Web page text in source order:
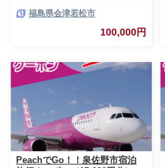
旅行 宿泊券 ホテル 観光 旅行
旅行券 交通費 体験 宿泊 夏休み
冬休み 家族旅行 ひとり旅 カッ
[0819]
福島県会津若松市
100,000円
PeachでGo！！泉佐野市宿泊